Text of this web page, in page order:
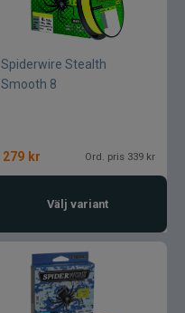
Spiderwire Stealth
Smooth 8
279 kr Ord. pris 339 kr
Välj variant